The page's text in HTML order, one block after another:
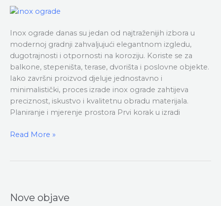
Inox ograde danas su jedan od najtraženijih izbora u
modernoj gradnji zahvaljujući elegantnom izgledu,
dugotrajnosti i otpornosti na koroziju. Koriste se za
balkone, stepeništa, terase, dvorišta i poslovne objekte.
Iako završni proizvod djeluje jednostavno i
minimalistički, proces izrade inox ograde zahtijeva
preciznost, iskustvo i kvalitetnu obradu materijala.
Planiranje i mjerenje prostora Prvi korak u izradi
ideje
do
Read More »
Nove objave